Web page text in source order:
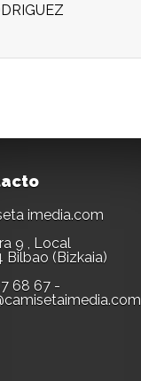
imedia.com
9 , Local
Bilbao (Bizkaia)
68 67 -